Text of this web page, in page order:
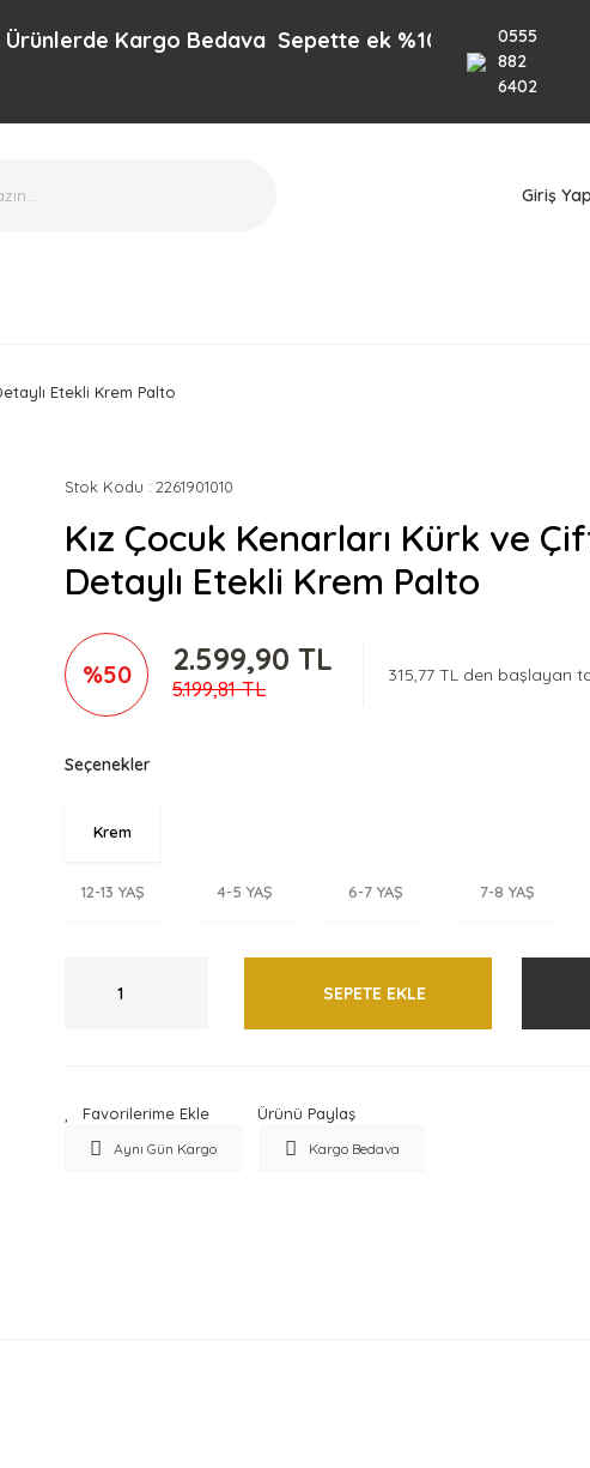
Kargo Bedava Sepette ek %10 İndirim 1000TL
0555
882
6402
Giriş
Etekli Krem Palto
Stok Kodu 2261901010
Kız Çocuk Kenarları Kürk ve
Detaylı Etekli Krem Palto
%50 2.599,90 TL
5.199,81 TL
315,77 TL den başlayan
Seçenekler
Krem
12-13 YAŞ 4-5 YAŞ 6-7 YAŞ 7-8 YAŞ
SEPETE EKLE
Ürünü Paylaş
Aynı Gün Kargo Kargo Bedava